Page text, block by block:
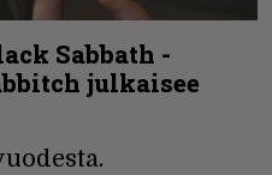
Sabbath -
julkaisee